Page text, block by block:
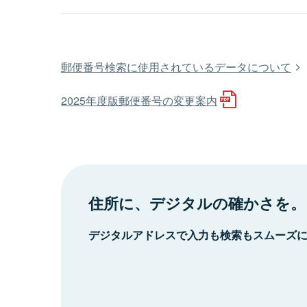
郵便番号検索に使用されているデータについて
2025年度版郵便番号の変更案内
住所に、デジタルの確かさを。
デジタルアドレスで入力も検索もスムーズ